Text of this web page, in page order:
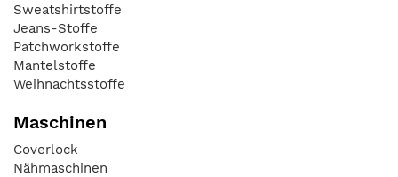
Sweatshirtstoffe
Jeans-Stoffe
Patchworkstoffe
Mantelstoffe
Weihnachtsstoffe
Maschinen
Coverlock
Nähmaschinen